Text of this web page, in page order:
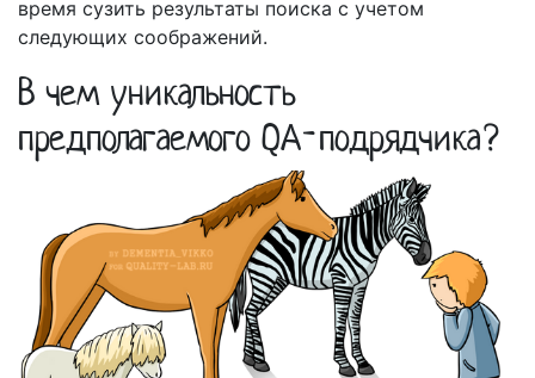
время сузить результаты поиска с учетом
следующих соображений.
В чем уникальность
предполагаемого QA-подрядчика?